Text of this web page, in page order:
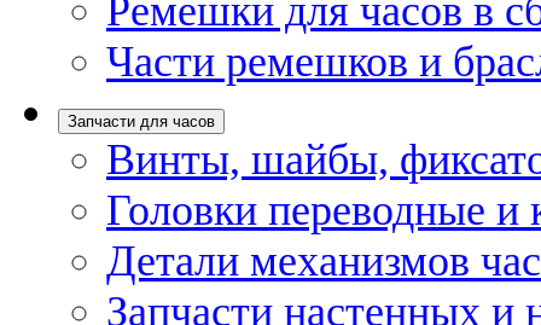
Ремешки для часов в
Части ремешков и
Запчасти для часов
Винты, шайбы,
Головки переводные и
Детали механизмов
Запчасти настенных и